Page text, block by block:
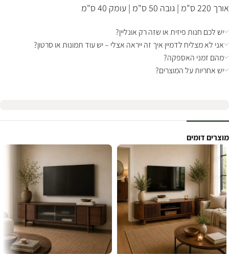
אורך 220 ס"מ | גובה 50 ס"מ | עומק 40 ס"מ
יש לכם חנות פיזית או שזה רק אונליין?
אני לא מצליח לדמיין איך זה ייראה אצלי – יש עוד תמונות או סרטון?
מהם זמני האספקה?
יש אחריות על המוצרים?
מוצרים דומים